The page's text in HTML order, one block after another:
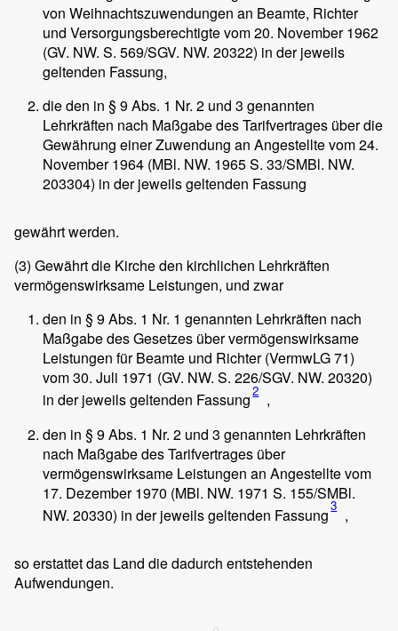
von Weihnachtszuwendungen an Beamte, Richter
und Versorgungsberechtigte vom 20. November 1962
(GV. NW. S. 569/SGV. NW. 20322) in der jeweils
geltenden Fassung,
die den in § 9 Abs. 1 Nr. 2 und 3 genannten
Lehrkräften nach Maßgabe des Tarifvertrages über die
Gewährung einer Zuwendung an Angestellte vom 24.
November 1964 (MBl. NW. 1965 S. 33/SMBl. NW.
203304) in der jeweils geltenden Fassung
gewährt werden.
(3) Gewährt die Kirche den kirchlichen Lehrkräften
vermögenswirksame Leistungen, und zwar
den in § 9 Abs. 1 Nr. 1 genannten Lehrkräften nach
Maßgabe des Gesetzes über vermögenswirksame
Leistungen für Beamte und Richter (VermwLG 71)
vom 30. Juli 1971 (GV. NW. S. 226/SGV. NW. 20320)
in der jeweils geltenden Fassung2 ,
den in § 9 Abs. 1 Nr. 2 und 3 genannten Lehrkräften
nach Maßgabe des Tarifvertrages über
vermögenswirksame Leistungen an Angestellte vom
17. Dezember 1970 (MBl. NW. 1971 S. 155/SMBl.
NW. 20330) in der jeweils geltenden Fassung3 ,
so erstattet das Land die dadurch entstehenden
Aufwendungen.